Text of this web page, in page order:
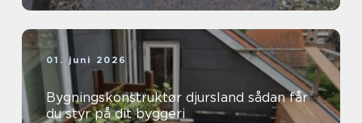
01. juni 2026
Bygningskonstruktør djursland sådan får
du styr på dit byggeri